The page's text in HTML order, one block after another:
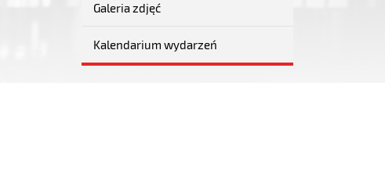
Galeria zdjęć
Kalendarium wydarzeń